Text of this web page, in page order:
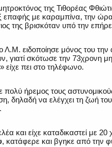
της Τιθορέας
επαφής με καραμπίνα, την
της βρισκόταν υπό την
ειδοποίησε μόνος του την
γιατί σκότωσε την 73χρονη
πει στο τηλέφωνο.
ήρεμος τους
δηλαδή να ελέγχει τη ζωή
και είχε καταδικαστεί με
, κατάφερε και βγηκε από την